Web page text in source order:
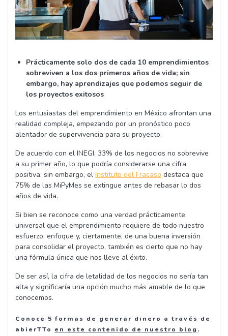
Prácticamente solo dos de cada 10 emprendimientos
sobreviven a los dos primeros años de vida; sin
embargo, hay aprendizajes que podemos seguir de
los proyectos exitosos
Los entusiastas del emprendimiento en México afrontan una
realidad compleja, empezando por un pronóstico poco
alentador de supervivencia para su proyecto.
De acuerdo con el INEGI, 33% de los negocios no sobrevive
a su primer año, lo que podría considerarse una cifra
positiva; sin embargo, el Instituto del Fracaso destaca que
75% de las MiPyMes se extingue antes de rebasar lo dos
años de vida.
Si bien se reconoce como una verdad prácticamente
universal que el emprendimiento requiere de todo nuestro
esfuerzo, enfoque y, ciertamente, de una buena inversión
para consolidar el proyecto, también es cierto que no hay
una fórmula única que nos lleve al éxito.
De ser así, la cifra de letalidad de los negocios no sería tan
alta y significaría una opción mucho más amable de lo que
conocemos.
Conoce 5 formas de generar dinero a través de
abierTTo en este contenido de nuestro blog .